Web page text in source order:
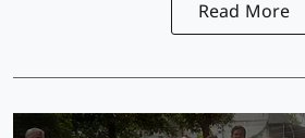
Read More